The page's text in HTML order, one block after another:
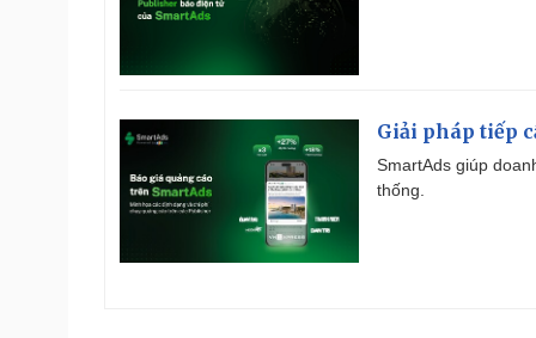
Giải pháp tiếp
SmartAds giúp
thống.